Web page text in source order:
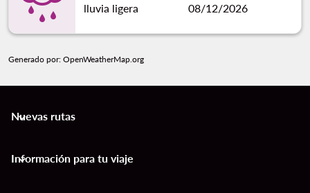
lluvia ligera 08/12/2026
Generado por: OpenWeatherMap.org
Nuevas rutas
keyboard_arrow_down
Información para tu viaje
keyboard_arrow_down